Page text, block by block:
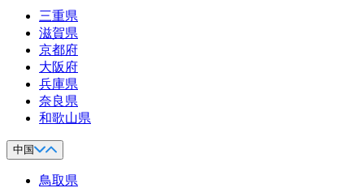
三重県
滋賀県
京都府
大阪府
兵庫県
奈良県
和歌山県
中国
鳥取県